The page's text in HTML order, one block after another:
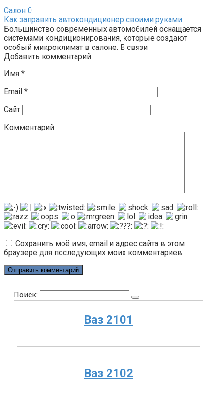
Салон 0
Как заправить автокондиционер своими руками
Большинство современных автомобилей оснащается
системами кондиционирования, которые создают
особый микроклимат в салоне. В связи
Добавить комментарий
Имя *
Email *
Сайт
Комментарий
Сохранить моё имя, email и адрес сайта в этом
браузере для последующих моих комментариев.
Поиск:
Ваз 2101
Ваз 2102